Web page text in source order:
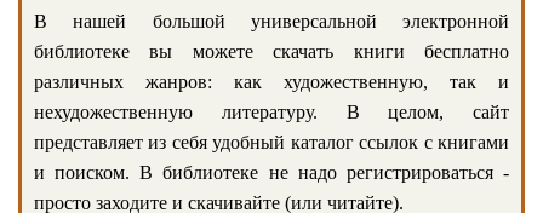
В нашей большой универсальной электронной
библиотеке вы можете скачать книги бесплатно
различных жанров: как художественную, так и
нехудожественную литературу. В целом, сайт
представляет из себя удобный каталог ссылок с книгами
и поиском. В библиотеке не надо регистрироваться -
просто заходите и скачивайте (или читайте).